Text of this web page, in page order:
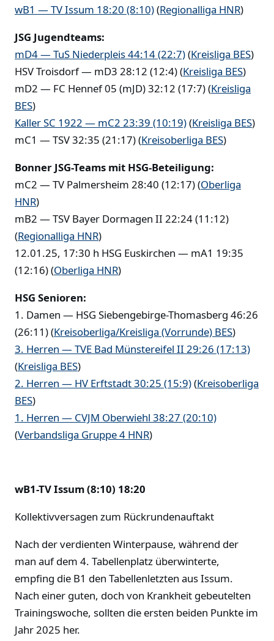
wB1 — TV Issum 18:20 (8:10)(Regionalliga HNR)
JSG Jugendteams:
mD4 — TuS Niederpleis 44:14 (22:7)(Kreisliga BES)
HSV Troisdorf — mD3 28:12 (12:4) (Kreisliga BES)
mD2 — FC Hennef 05 (mJD) 32:12 (17:7) (Kreisliga
BES)
Kaller SC 1922 — mC2 23:39 (10:19)(Kreisliga BES)
mC1 — TSV 32:35 (21:17) (Kreisoberliga BES)
Bonner JSG-Teams mit HSG-Beteiligung:
mC2 — TV Palmersheim 28:40 (12:17) (Oberliga
HNR)
mB2 — TSV Bayer Dormagen II 22:24 (11:12)
(Regionalliga HNR)
12.01.25, 17:30 h HSG Euskirchen — mA1 19:35
(12:16) (Oberliga HNR)
HSG Senioren:
1. Damen — HSG Siebengebirge-Thomasberg 46:26
(26:11) (Kreisoberliga/Kreisliga (Vorrunde) BES)
3. Herren — TVE Bad Münstereifel II 29:26 (17:13)
(Kreisliga BES)
2. Herren — HV Erftstadt 30:25 (15:9)(Kreisoberliga
BES)
1. Herren — CVJM Oberwiehl 38:27 (20:10)
(Verbandsliga Gruppe 4 HNR)
wB1-TV Issum (8:10) 18:20
Kollektivversagen zum Rückrundenauftakt
Nach der verdienten Winterpause, während der
man auf dem 4. Tabellenplatz überwinterte,
empfing die B1 den Tabellenletzten aus Issum.
Nach einer guten, doch von Krankheit gebeutelten
Trainingswoche, sollten die ersten beiden Punkte im
Jahr 2025 her.